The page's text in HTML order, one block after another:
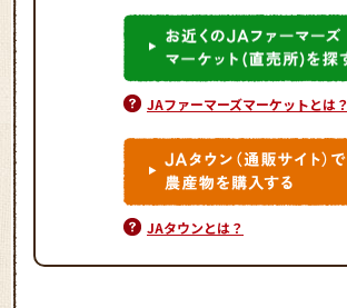
JAファーマーズマーケットとは？
JAタウンとは？